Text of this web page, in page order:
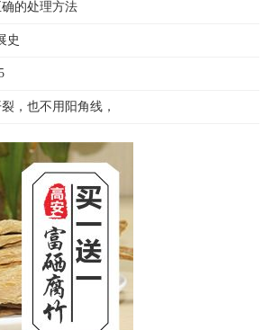
的处理方法
史
，也不用阳角线，